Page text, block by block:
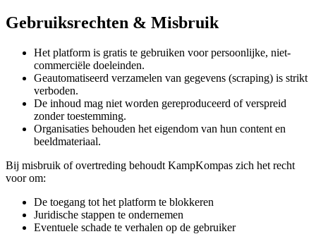
Gebruiksrechten & Misbruik
Het platform is gratis te gebruiken voor persoonlijke, niet-
commerciële doeleinden.
Geautomatiseerd verzamelen van gegevens (scraping) is strikt
verboden.
De inhoud mag niet worden gereproduceerd of verspreid
zonder toestemming.
Organisaties behouden het eigendom van hun content en
beeldmateriaal.
Bij misbruik of overtreding behoudt KampKompas zich het recht
voor om:
De toegang tot het platform te blokkeren
Juridische stappen te ondernemen
Eventuele schade te verhalen op de gebruiker